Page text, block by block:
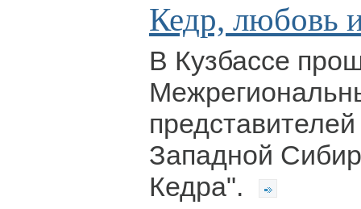
Кедр, любовь
В Кузбассе
Западной
Кедра".